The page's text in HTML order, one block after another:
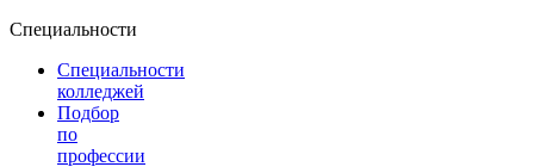
Специальности
Специальности
колледжей
Подбор
по
профессии